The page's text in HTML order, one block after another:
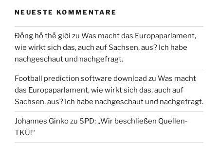
NEUESTE KOMMENTARE
Đồng hồ thế giới zu Was macht das Europaparlament,
wie wirkt sich das, auch auf Sachsen, aus? Ich habe
nachgeschaut und nachgefragt.
Football prediction software download zu Was macht
das Europaparlament, wie wirkt sich das, auch auf
Sachsen, aus? Ich habe nachgeschaut und nachgefragt.
Johannes Ginkozu SPD: „Wir beschließen Quellen-
TKÜ!“